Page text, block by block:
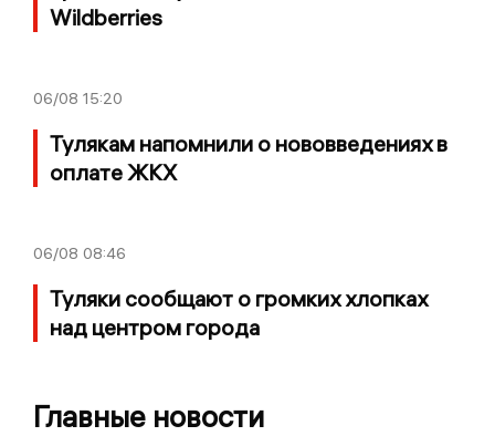
Wildberries
06/08 15:20
Тулякам напомнили о нововведениях в
оплате ЖКХ
06/08 08:46
Туляки сообщают о громких хлопках
над центром города
Главные новости